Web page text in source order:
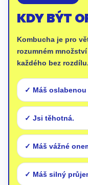
KDY BÝT
Kombucha je pro
rozumném
každého bez rozdílu.
Máš
Jsi těhotná.
Máš vážné
Máš silný